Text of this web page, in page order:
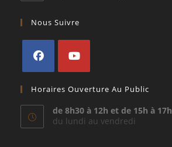
Nous Suivre
dans
un
nouvel
dans
un
nouvel
Horaires Ouverture Au Public
de 8h30 à 12h et de 15h à 17h
du lundi au vendredi